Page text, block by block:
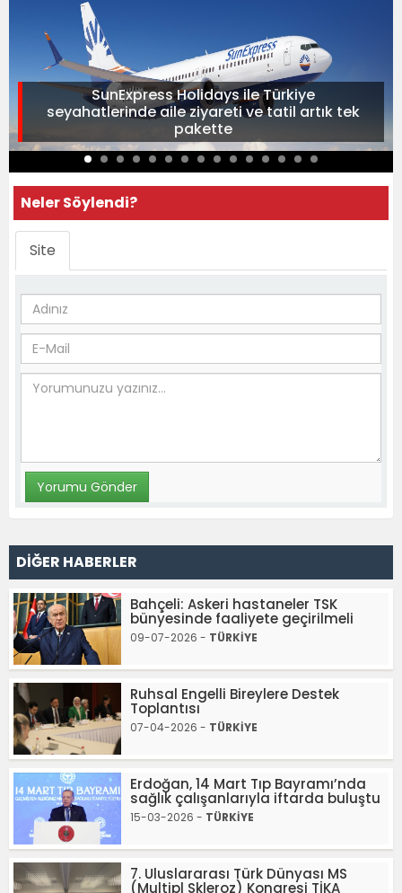
SunExpress Holidays ile Türkiye
seyahatlerinde aile ziyareti ve tatil artık tek
pakette
Neler Söylendi?
Site
DİĞER HABERLER
Bahçeli: Askeri hastaneler TSK
bünyesinde faaliyete geçirilmeli
09-07-2026 - TÜRKİYE
Ruhsal Engelli Bireylere Destek
Toplantısı
07-04-2026 - TÜRKİYE
Erdoğan, 14 Mart Tıp Bayramı’nda
sağlık çalışanlarıyla iftarda buluştu
15-03-2026 - TÜRKİYE
7. Uluslararası Türk Dünyası MS
(Multipl Skleroz) Kongresi TİKA